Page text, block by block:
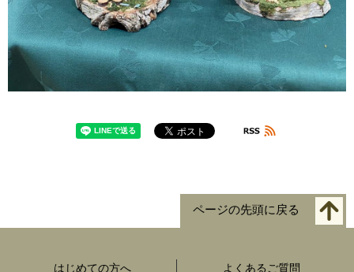
ページの先頭に戻る
はじめての方へ よくあるご質問